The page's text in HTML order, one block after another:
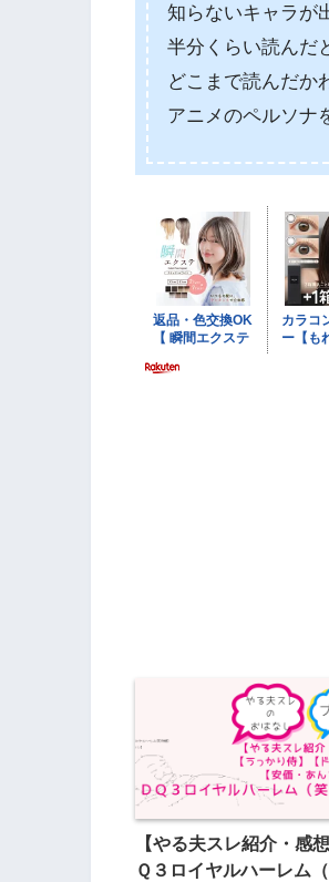
知らないキャラが
半分くらい読んだ
どこまで読んだか
アニメのペルソナ
【やる夫スレ紹介・感
Ｑ３ロイヤルハーレム（